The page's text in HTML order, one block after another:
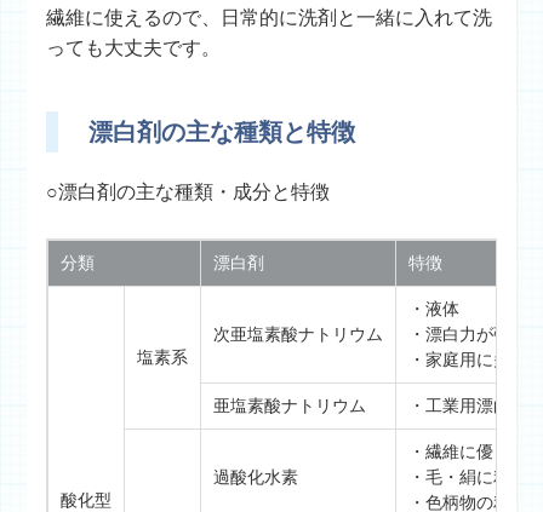
繊維に使えるので、日常的に洗剤と一緒に入れて洗
っても大丈夫です。
漂白剤の主な種類と特徴
○漂白剤の主な種類・成分と特徴
分類 漂白剤 特徴
酸化型
塩素系
次亜塩素酸ナトリウム
・液体
・漂白力が強い
・家庭用に多く
亜塩素酸ナトリウム ・工業用漂白に
過酸化水素
・繊維に優しい
・毛・絹に利用
・色柄物の利用